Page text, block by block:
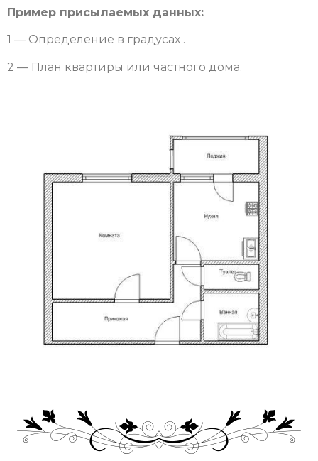
Пример присылаемых данных:
1 — Определение в градусах .
2 — План квартиры или частного дома.